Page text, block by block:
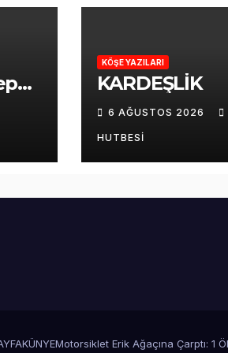
KÖŞE YAZILARI
KARDEŞLİK
6 AĞUSTOS 2026
HUTBESI
KÜNYEMotorsiklet Erik Ağaçına Çarptı: 1